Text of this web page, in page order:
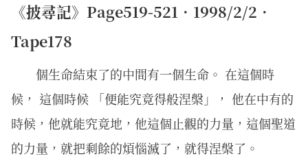
《披尋記》Page519-521．1998/2/2．
Tape178
個生命結束了的中間有一個生命。 在這個時
候， 這個時候 「便能究竟得般涅槃」， 他在中有的
時候，他就能究竟地，他這個止觀的力量，這個聖道
的力量，就把剩餘的煩惱滅了，就得涅槃了。